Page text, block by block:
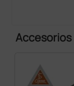
Accesorios